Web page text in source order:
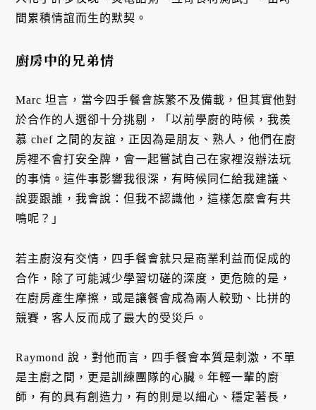
間累積情誼而生的默契。
廚房中的兄弟情
Marc 坦言，當今四手餐會族繁不及備載，但其實他對
於合作的人選卻十分挑剔，「以前學廚的時候，我羨
慕 chef 之間的友誼，正因為是朋友、熟人，他們在廚
房裡不會打安全牌，會一起嘗試自己在家裡沒辦法玩
的事情。這件事影響我很深，有時候同仁給我建議、
說要跟誰，我會說：但我不認識他，這樣怎麼會有共
鳴呢？」
若主廚沒有交情，四手餐會就只是商業利益而促成的
合作，除了可能減少學習切磋的深度，更危險的是，
在廚房產生摩擦，或是讓餐會成為兩人較勁、比拼的
競賽，客人反而成了最大的受災戶。
Raymond 說，對他而言，四手餐會本質是刺激，不單
是主廚之間，更是訓練團隊的心臟。年輕一輩的廚
師，有的具有創造力，有的則是以細心、穩定著長，